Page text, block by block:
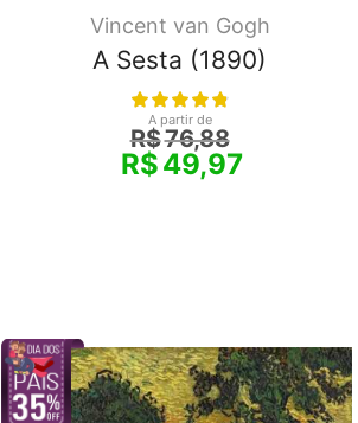
Vincent van Gogh
A Sesta (1890)
A partir de
R$76,88
R$49,97